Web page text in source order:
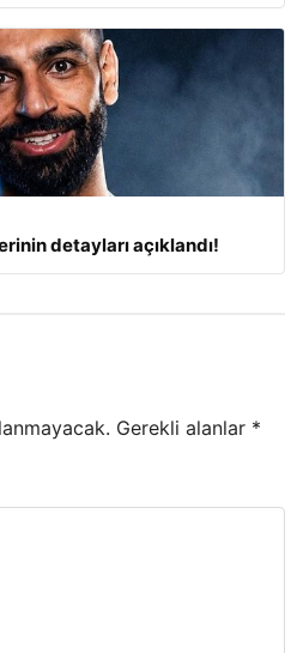
detayları açıklandı!
Gerekli alanlar *